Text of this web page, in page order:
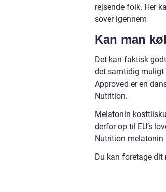
rejsende folk. Her
sover igennem
Kan man
Det kan faktisk
det samtidig muligt
Approved er en
Nutrition.
Melatonin
derfor op til EU’s
Nutrition melatonin
Du kan foretage dit